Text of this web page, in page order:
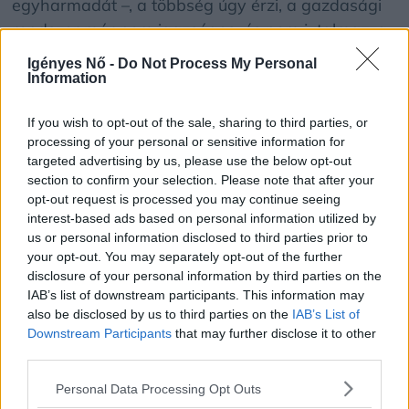
Igényes Nő - Do Not Process My Personal
Information
If you wish to opt-out of the sale, sharing to third parties, or
processing of your personal or sensitive information for
targeted advertising by us, please use the below opt-out
section to confirm your selection. Please note that after your
opt-out request is processed you may continue seeing
interest-based ads based on personal information utilized by
us or personal information disclosed to third parties prior to
your opt-out. You may separately opt-out of the further
disclosure of your personal information by third parties on the
IAB’s list of downstream participants. This information may
also be disclosed by us to third parties on the IAB’s List of
Downstream Participants that may further disclose it to other
Personal Data Processing Opt Outs
egyharmadát –, a többség úgy érzi, a gazdasági
rendszer már nem igazságos, és nem jutalmazza
arányosan a kemény munkát.
Politikai törésvonalak és a
„szerencse” szerepe
A felmérés markáns különbségeket mutatott ki a
politikai szimpátia mentén is. A republikánus
érzelmű vágyakozók jóval optimistábbak: 70%-uk
hiszi, hogy az amerikai álom ma is elérhető a
legtöbb ember számára, ésa sikert elsősorban a
kemény munkának tulajdonítják.
Ezzel szemben a demokrata szavazóknak
mindössze 26%-a látja elérhetőnek ezt az életcélt.